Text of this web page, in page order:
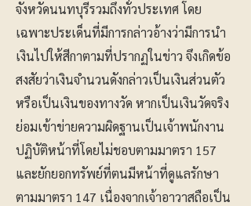
จังหวัดนนทบุรีรวมถึงทั่วประเทศ โดย
เฉพาะประเด็นที่มีการกล่าวอ้างว่ามีการนำ
เงินไปให้สีกาตามที่ปรากฏในข่าว จึงเกิดข้อ
สงสัยว่าเงินจำนวนดังกล่าวเป็นเงินส่วนตัว
หรือเป็นเงินของทางวัด หากเป็นเงินวัดจริง
ย่อมเข้าข่ายความผิดฐานเป็นเจ้าพนักงาน
ปฏิบัติหน้าที่โดยไม่ชอบตามมาตรา 157
และยักยอกทรัพย์ที่ตนมีหน้าที่ดูแลรักษา
ตามมาตรา 147 เนื่องจากเจ้าอาวาสถือเป็น